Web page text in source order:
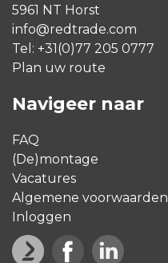
5961 NT Horst
info@redtrade.com
Tel: +31(0)77 205 0777
Plan uw route
Navigeer naar
FAQ
(De)montage
Vacatures
Algemene voorwaarden
Inloggen